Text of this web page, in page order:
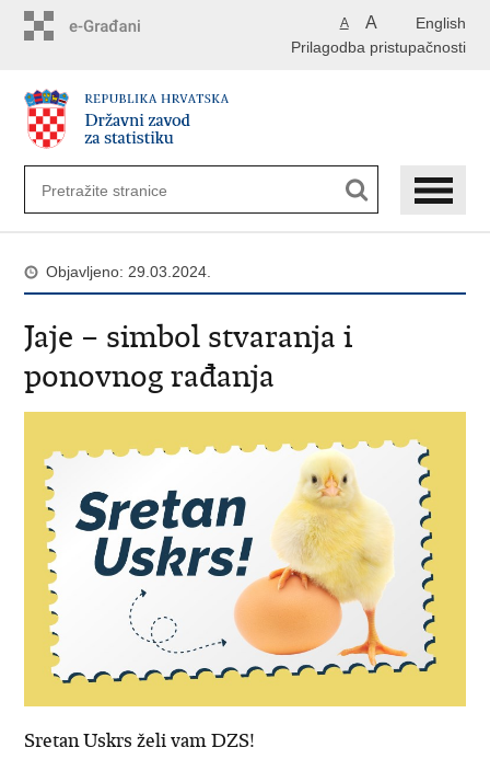
English
A A
Prilagodba pristupačnosti
Objavljeno: 29.03.2024.
Jaje – simbol stvaranja i
ponovnog rađanja
Sretan Uskrs želi vam DZS!